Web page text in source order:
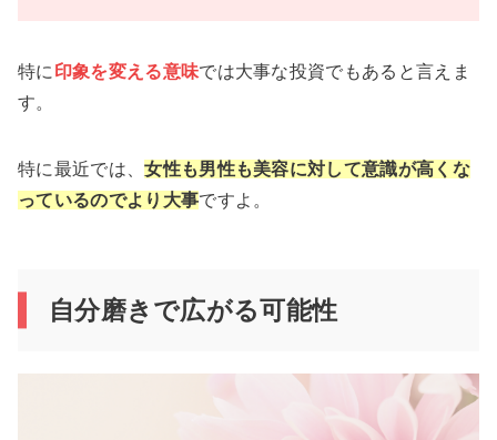
特に 印象を変える意味では大事な投資でもあると言えま
す。
特に最近では、女性も男性も美容に対して意識が高くな
っているのでより大事ですよ。
自分磨きで広がる可能性